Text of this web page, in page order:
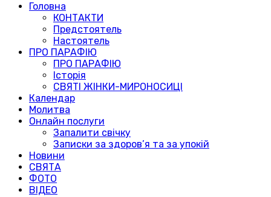
Головна
КОНТАКТИ
Предстоятель
Настоятель
ПРО ПАРАФІЮ
ПРО ПАРАФІЮ
Історія
СВЯТІ ЖІНКИ-МИРОНОСИЦІ
Календар
Молитва
Онлайн послуги
Запалити свічку
Записки за здоров’я та за упокій
Новини
СВЯТА
ФОТО
ВІДЕО